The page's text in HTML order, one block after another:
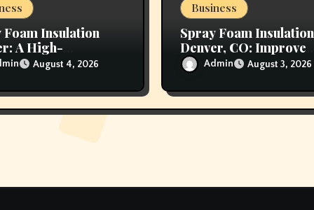
Foam Insulation
A High-
Solution for
Air Sealing and
Protection
August 4, 2026
Business
Spray Foam Insulation
Denver, CO: Improve
Home Comfort with
Advanced Insulation
Superior Energy
Performance
Admin August 3, 2026